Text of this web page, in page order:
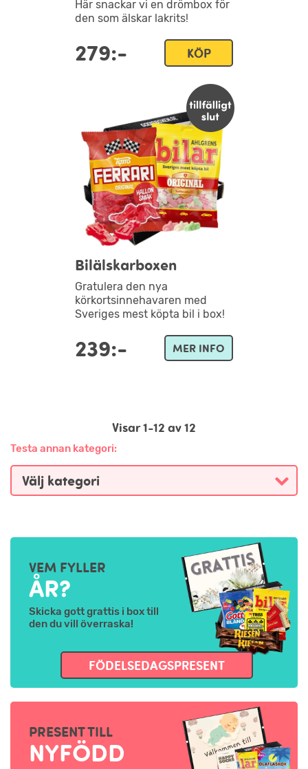
Här snackar vi en drömbox för
den som älskar lakrits!
279:- KÖP
Bilälskarboxen
Gratulera den nya
körkortsinnehavaren med
Sveriges mest köpta bil i box!
239:- MER INFO
Visar 1-12 av 12
Testa annan kategori:
VEM FYLLER
ÅR?
Skicka gott grattis i box till
den du vill överraska!
FÖDELSEDAGSPRESENT
PRESENT TILL
NYFÖDD